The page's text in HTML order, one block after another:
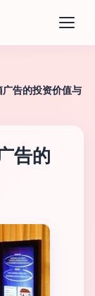
告的投资价值与
告的